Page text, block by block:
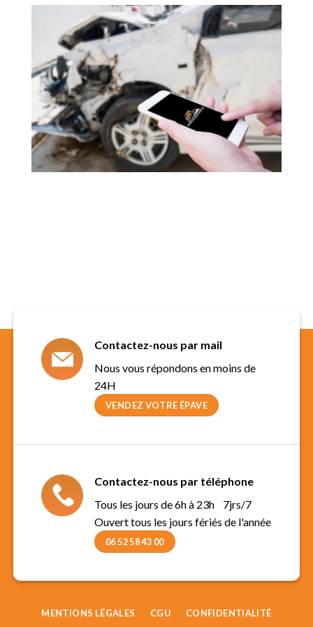
Contactez-nous par mail
Nous vous répondons en moins de
24H
VENDEZ VOTRE ÉPAVE
Contactez-nous par téléphone
Tous les jours de 6h à 23h 7jrs/7
Ouvert tous les jours fériés de l'année
06 52 58 43 00
MENTIONS LÉGALES CGU CONFIDENTIALITÉ